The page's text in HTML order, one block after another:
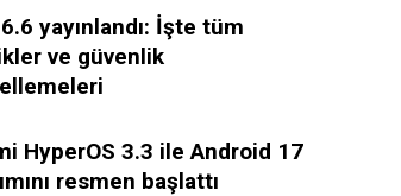
yayınlandı: İşte tüm
ve güvenlik
HyperOS 3.3 ile Android 17
resmen başlattı